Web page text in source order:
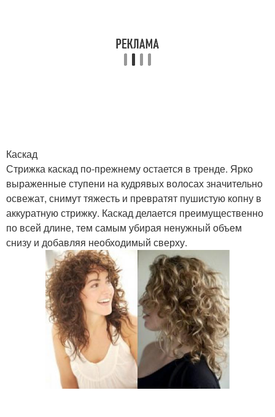
Каскад
Стрижка каскад по-прежнему остается в тренде. Ярко
выраженные ступени на кудрявых волосах значительно
освежат, снимут тяжесть и превратят пушистую копну в
аккуратную стрижку. Каскад делается преимущественно
по всей длине, тем самым убирая ненужный объем
снизу и добавляя необходимый сверху.